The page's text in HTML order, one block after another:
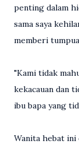
penting dalam
sama saya
memberi
"Kami tidak
kekacauan dan
ibu bapa yang
Wanita hebat ini